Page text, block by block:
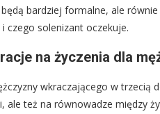
bardziej formalne, ale
czego solenizant oczekuje.
na życzenia dla
wkraczającego w trzecią
ale też na równowadze między